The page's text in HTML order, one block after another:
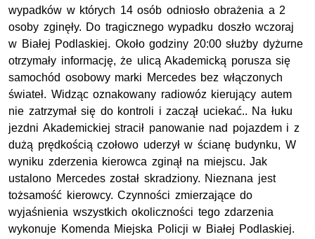
wypadków w których 14 osób odniosło obrażenia a 2
osoby zginęły. Do tragicznego wypadku doszło wczoraj
w Białej Podlaskiej. Około godziny 20:00 służby dyżurne
otrzymały informację, że ulicą Akademicką porusza się
samochód osobowy marki Mercedes bez włączonych
świateł. Widząc oznakowany radiowóz kierujący autem
nie zatrzymał się do kontroli i zaczął uciekać.. Na łuku
jezdni Akademickiej stracił panowanie nad pojazdem i z
dużą prędkością czołowo uderzył w ścianę budynku, W
wyniku zderzenia kierowca zginął na miejscu. Jak
ustalono Mercedes został skradziony. Nieznana jest
tożsamość kierowcy. Czynności zmierzające do
wyjaśnienia wszystkich okoliczności tego zdarzenia
wykonuje Komenda Miejska Policji w Białej Podlaskiej.